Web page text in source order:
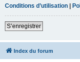
Conditions d’utilisation |
S’enregistrer
Index du forum